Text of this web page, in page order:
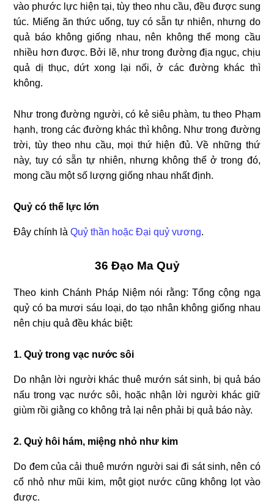
vào phước lực hiện tại, tùy theo nhu cầu, đều được sung
túc. Miếng ăn thức uống, tuy có sẵn tự nhiên, nhưng do
quả báo không giống nhau, nên không thể mong cầu
nhiều hơn được. Bởi lẽ, như trong đường địa ngục, chịu
quả dị thục, dứt xong lại nối, ở các đường khác thì
không.
Như trong đường người, có kẻ siêu phàm, tu theo Phạm
hạnh, trong các đường khác thì không. Như trong đường
trời, tùy theo nhu cầu, mọi thứ hiện đủ. Về những thứ
này, tuy có sẵn tự nhiên, nhưng không thể ở trong đó,
mong cầu một số lượng giống nhau nhất định.
Quỷ có thế lực lớn
Đây chính làQuỷ thần hoặc Đại quỷ vương.
36 Đạo Ma Quỷ
Theo kinh Chánh Pháp Niệm nói rằng: Tổng cộng ngạ
quỷ có ba mươi sáu loại, do tạo nhân không giống nhau
nên chịu quả đều khác biệt:
1. Quỷ trong vạc nước sôi
Do nhận lời người khác thuê mướn sát sinh, bị quả báo
nấu trong vạc nước sôi, hoặc nhận lời người khác giữ
giùm rồi giằng co không trả lại nên phải bị quả báo này.
2. Quỷ hôi hám, miệng nhỏ như kim
Do đem của cải thuê mướn người sai đi sát sinh, nên có
cổ nhỏ như mũi kim, một giọt nước cũng không lọt vào
được.